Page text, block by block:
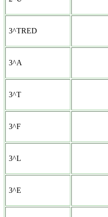
3^TRED
3^A
3^T
3^F
3^L
3^E